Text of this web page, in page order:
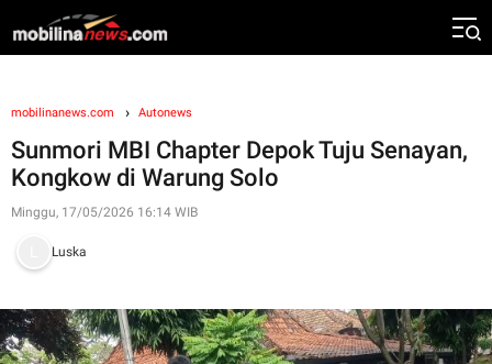
mobilinanews.com Autonews
Sunmori MBI Chapter Depok Tuju Senayan,
Kongkow di Warung Solo
Minggu, 17/05/2026 16:14 WIB
Luska